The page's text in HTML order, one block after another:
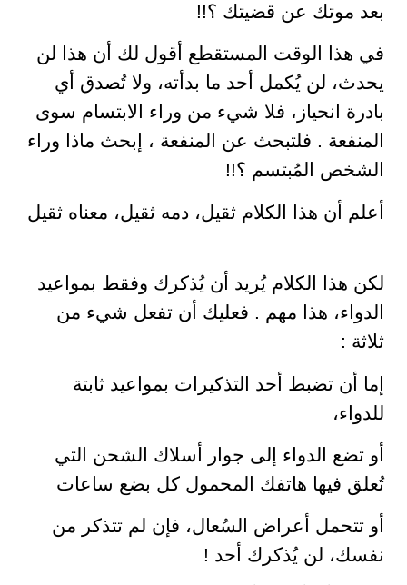
بعد موتك عن قضيتك ؟!!
في هذا الوقت المستقطع أقول لك أن هذا لن
يحدث، لن يُكمل أحد ما بدأته، ولا تُصدق أي
بادرة انحياز، فلا شيء من وراء الابتسام سوى
المنفعة . فلتبحث عن المنفعة ، إبحث ماذا وراء
الشخص المُبتسم ؟!!
أعلم أن هذا الكلام ثقيل، دمه ثقيل، معناه ثقيل
لكن هذا الكلام يُريد أن يُذكرك وفقط بمواعيد
الدواء، هذا مهم . فعليك أن تفعل شيء من
ثلاثة :
إما أن تضبط أحد التذكيرات بمواعيد ثابتة
للدواء،
أو تضع الدواء إلى جوار أسلاك الشحن التي
تُعلق فيها هاتفك المحمول كل بضع ساعات
أو تتحمل أعراض السُعال، فإن لم تتذكر من
نفسك، لن يُذكرك أحد !